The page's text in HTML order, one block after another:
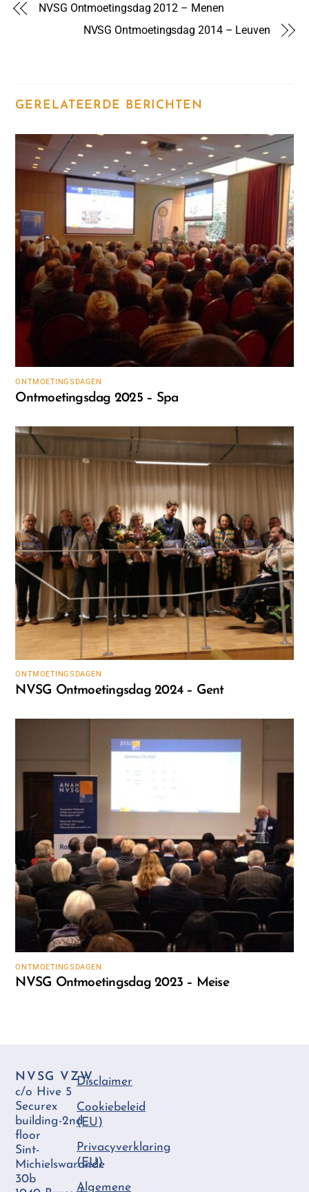
NVSG Ontmoetingsdag 2012 – Menen
NVSG Ontmoetingsdag 2014 – Leuven
GERELATEERDE BERICHTEN
ONTMOETINGSDAGEN
Ontmoetingsdag 2025 – Spa
ONTMOETINGSDAGEN
NVSG Ontmoetingsdag 2024 – Gent
ONTMOETINGSDAGEN
NVSG Ontmoetingsdag 2023 – Meise
NVSG VZW
c/o Hive 5
Securex
building-2nd
floor
Sint-
Michielswarande
30b
Disclaimer
Cookiebeleid
(EU)
Privacyverklaring
(EU)
Algemene